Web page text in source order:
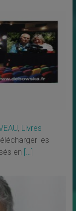
, Livres
les
en […]